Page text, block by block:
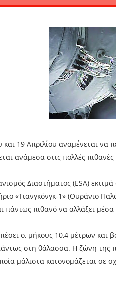
19 Απριλίου αναμένεται να
ανάμεσα στις πολλές
Διαστήματος (ESA) εκτιμά
«Τιανγκόνγκ-1» (Ουράνιο
πάντως πιθανό να αλλάξει
ο, μήκους 10,4 μέτρων και
στη θάλασσα. Η ζώνη της
μάλιστα κατονομάζεται σε